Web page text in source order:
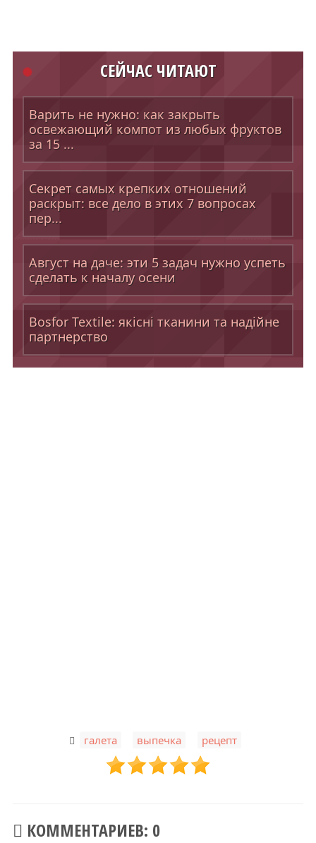
СЕЙЧАС ЧИТАЮТ
Варить не нужно: как закрыть
освежающий компот из любых фруктов
за 15 ...
Секрет самых крепких отношений
раскрыт: все дело в этих 7 вопросах
пер...
Август на даче: эти 5 задач нужно успеть
сделать к началу осени
Bosfor Textile: якісні тканини та надійне
партнерство
галета выпечка рецепт
КОММЕНТАРИЕВ: 0